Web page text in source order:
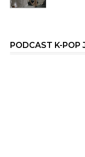
PODCAST K-POP